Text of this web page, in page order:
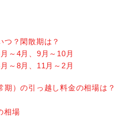
つ？閑散期は？
～4月、9月～10月
～8月、11月～2月
期）の引っ越し料金の相場は？
相場